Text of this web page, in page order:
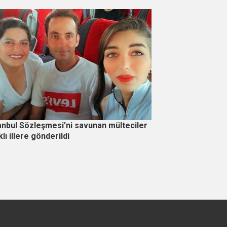
Sözleşmesi’ni savunan mülteciler
illere gönderildi